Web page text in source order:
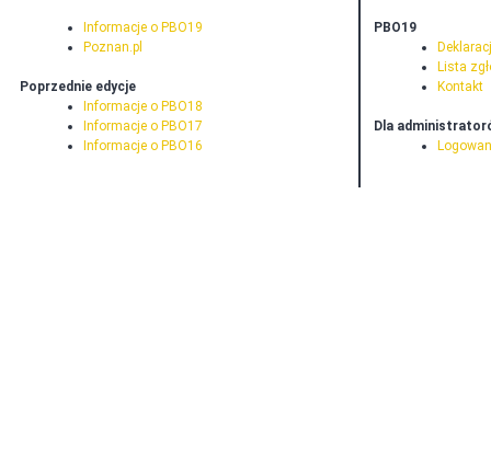
Informacje o PBO19
Poznan.pl
Poprzednie edycje
Informacje o PBO18
Informacje o PBO17
Informacje o PBO16
PBO19
Lista
Kontakt
Dla